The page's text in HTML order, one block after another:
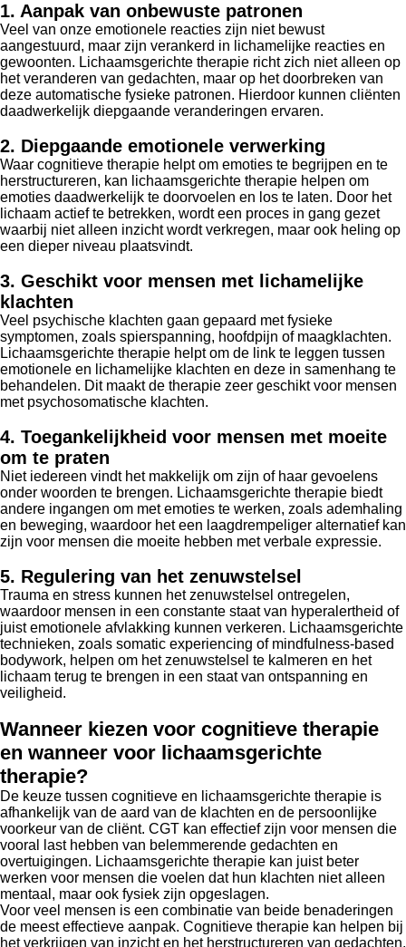
1. Aanpak van onbewuste patronen
Veel van onze emotionele reacties zijn niet bewust
aangestuurd, maar zijn verankerd in lichamelijke reacties en
gewoonten. Lichaamsgerichte therapie richt zich niet alleen op
het veranderen van gedachten, maar op het doorbreken van
deze automatische fysieke patronen. Hierdoor kunnen cliënten
daadwerkelijk diepgaande veranderingen ervaren.
2. Diepgaande emotionele verwerking
Waar cognitieve therapie helpt om emoties te begrijpen en te
herstructureren, kan lichaamsgerichte therapie helpen om
emoties daadwerkelijk te doorvoelen en los te laten. Door het
lichaam actief te betrekken, wordt een proces in gang gezet
waarbij niet alleen inzicht wordt verkregen, maar ook heling op
een dieper niveau plaatsvindt.
3. Geschikt voor mensen met lichamelijke
klachten
Veel psychische klachten gaan gepaard met fysieke
symptomen, zoals spierspanning, hoofdpijn of maagklachten.
Lichaamsgerichte therapie helpt om de link te leggen tussen
emotionele en lichamelijke klachten en deze in samenhang te
behandelen. Dit maakt de therapie zeer geschikt voor mensen
met psychosomatische klachten.
4. Toegankelijkheid voor mensen met moeite
om te praten
Niet iedereen vindt het makkelijk om zijn of haar gevoelens
onder woorden te brengen. Lichaamsgerichte therapie biedt
andere ingangen om met emoties te werken, zoals ademhaling
en beweging, waardoor het een laagdrempeliger alternatief kan
zijn voor mensen die moeite hebben met verbale expressie.
5. Regulering van het zenuwstelsel
Trauma en stress kunnen het zenuwstelsel ontregelen,
waardoor mensen in een constante staat van hyperalertheid of
juist emotionele afvlakking kunnen verkeren. Lichaamsgerichte
technieken, zoals somatic experiencing of mindfulness-based
bodywork, helpen om het zenuwstelsel te kalmeren en het
lichaam terug te brengen in een staat van ontspanning en
veiligheid.
Wanneer kiezen voor cognitieve therapie
en wanneer voor lichaamsgerichte
therapie?
De keuze tussen cognitieve en lichaamsgerichte therapie is
afhankelijk van de aard van de klachten en de persoonlijke
voorkeur van de cliënt. CGT kan effectief zijn voor mensen die
vooral last hebben van belemmerende gedachten en
overtuigingen. Lichaamsgerichte therapie kan juist beter
werken voor mensen die voelen dat hun klachten niet alleen
mentaal, maar ook fysiek zijn opgeslagen.
Voor veel mensen is een combinatie van beide benaderingen
de meest effectieve aanpak. Cognitieve therapie kan helpen bij
het verkrijgen van inzicht en het herstructureren van gedachten,